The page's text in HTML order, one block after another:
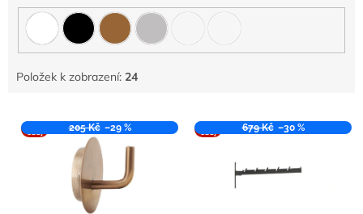
Položek k zobrazení: 24
ODEJ
205 Kč –29 %
ODEJ
679 Kč –30 %